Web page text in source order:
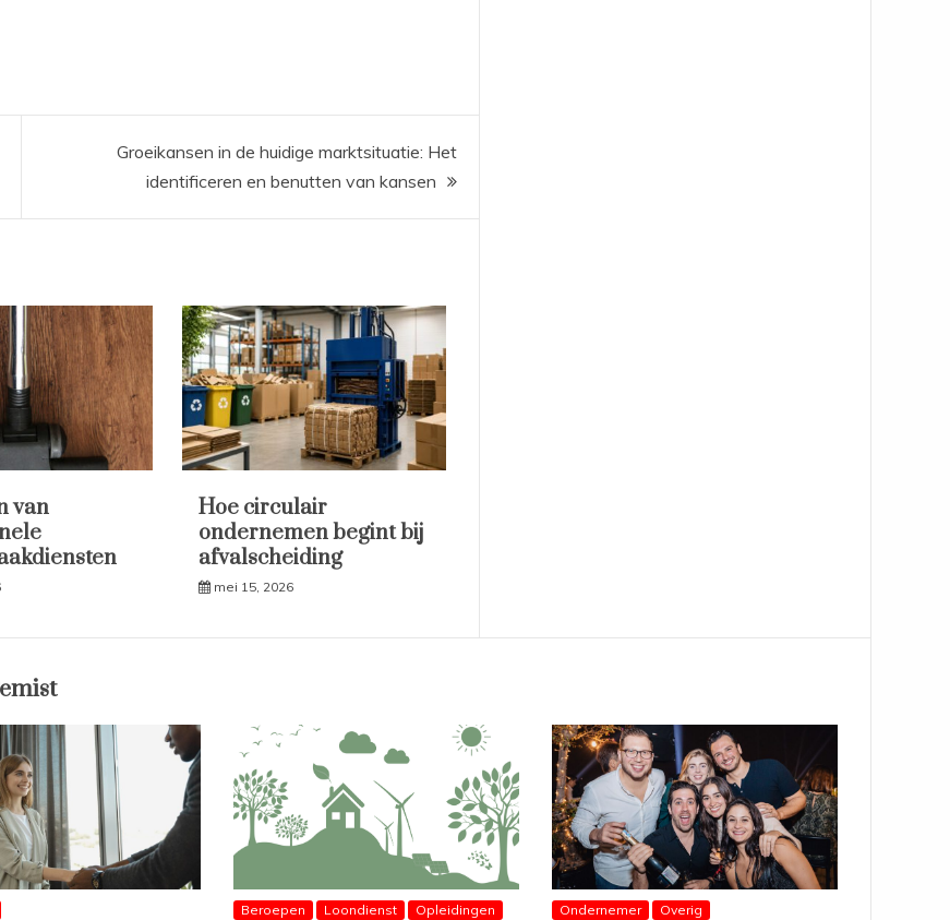
Groeikansen in de huidige marktsituatie: Het
identificeren en benutten van kansen
van
Hoe circulair
ondernemen begint bij
afvalscheiding
mei 15, 2026
Beroepen Loondienst Opleidingen Ondernemer Overig